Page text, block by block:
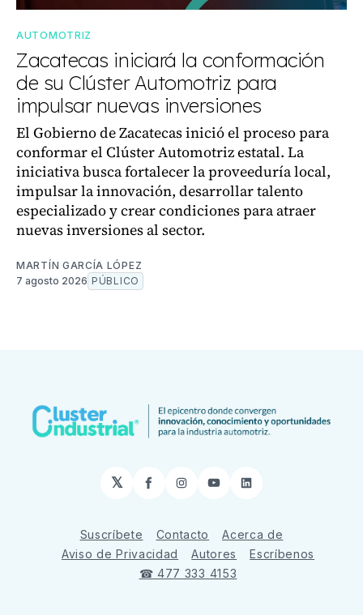
AUTOMOTRIZ
Zacatecas iniciará la conformación
de su Clúster Automotriz para
impulsar nuevas inversiones
El Gobierno de Zacatecas inició el proceso para
conformar el Clúster Automotriz estatal. La
iniciativa busca fortalecer la proveeduría local,
impulsar la innovación, desarrollar talento
especializado y crear condiciones para atraer
nuevas inversiones al sector.
MARTÍN GARCÍA LÓPEZ
7 agosto 2026 PÚBLICO
𝕏 Facebook
Instagram
YouTubeLinkedIn
Suscríbete Contacto
Acerca de
Aviso de Privacidad
Autores
Escríbenos
☎ 477 333 4153